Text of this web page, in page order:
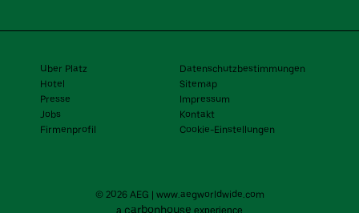
Uber Platz
Datenschutzbestimmungen
Hotel
Sitemap
Presse
Impressum
Jobs
Kontakt
Firmenprofil
Cookie-Einstellungen
© 2026 AEG | www.aegworldwide.com
carbonhouse